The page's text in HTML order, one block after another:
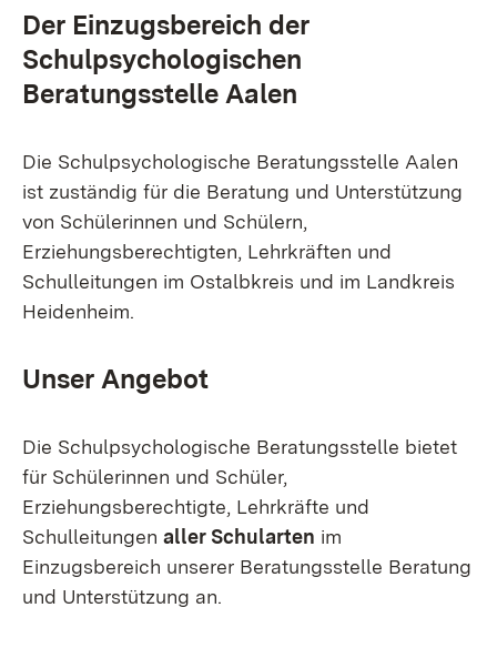
Der Einzugsbereich der
Schulpsychologischen
Beratungsstelle Aalen
Die Schulpsychologische Beratungsstelle Aalen
ist zuständig für die Beratung und Unterstützung
von Schülerinnen und Schülern,
Erziehungsberechtigten, Lehrkräften und
Schulleitungen im Ostalbkreis und im Landkreis
Heidenheim.
Unser Angebot
Die Schulpsychologische Beratungsstelle bietet
für Schülerinnen und Schüler,
Erziehungsberechtigte, Lehrkräfte und
Schulleitungen aller Schularten im
Einzugsbereich unserer Beratungsstelle Beratung
und Unterstützung an.